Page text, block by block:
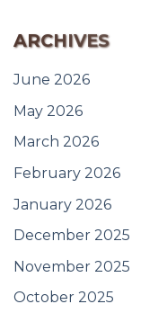
ARCHIVES
June 2026
May 2026
March 2026
February 2026
January 2026
December 2025
November 2025
October 2025